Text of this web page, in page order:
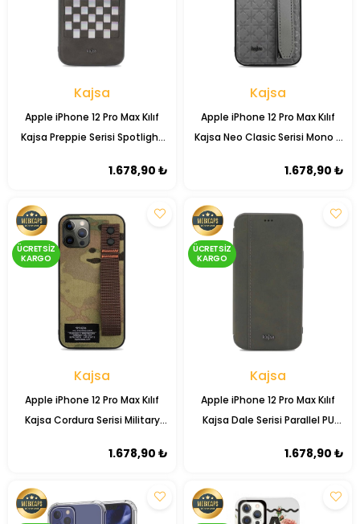
Kajsa
Apple iPhone 12 Pro Max Kılıf
Kajsa Preppie Serisi Spotlight
1.678,90 ₺
Kajsa
Apple iPhone 12 Pro Max Kılıf
Kajsa Neo Clasic Serisi Mono K
1.678,90 ₺
Kajsa
Apple iPhone 12 Pro Max Kılıf
Kajsa Cordura Serisi Military
ÜCRETSIZ
KARGO
1.678,90 ₺
Kajsa
Apple iPhone 12 Pro Max Kılıf
Kajsa Dale Serisi Parallel PU
ÜCRETSIZ
KARGO
1.678,90 ₺